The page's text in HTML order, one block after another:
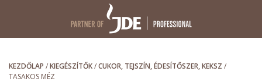
KEZDŐLAP /KIEGÉSZÍTŐK/CUKOR, TEJSZÍN, ÉDESÍTŐSZER, KEKSZ /
TASAKOS MÉZ